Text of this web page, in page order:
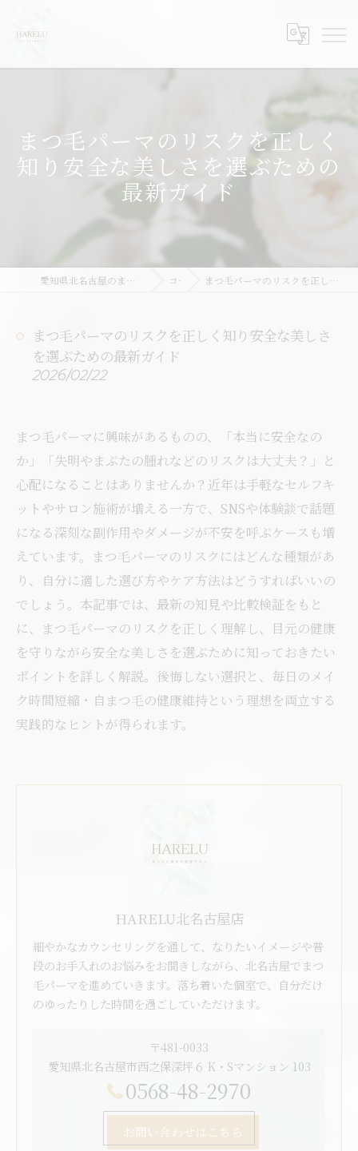
まつ毛パーマのリスクを正しく
知り安全な美しさを選ぶための
最新ガイド
愛知県北名古屋のまつ毛パーマならHARELU北名古屋店 コラム まつ毛パーマのリスクを正しく知り安全な美しさを選ぶための最新ガイド
まつ毛パーマのリスクを正しく知り安全な美しさ
を選ぶための最新ガイド
2026/02/22
まつ毛パーマに興味があるものの、「本当に安全なの
か」「失明やまぶたの腫れなどのリスクは大丈夫？」と
心配になることはありませんか？近年は手軽なセルフキ
ットやサロン施術が増える一方で、SNSや体験談で話題
になる深刻な副作用やダメージが不安を呼ぶケースも増
えています。まつ毛パーマのリスクにはどんな種類があ
り、自分に適した選び方やケア方法はどうすればいいの
でしょう。本記事では、最新の知見や比較検証をもと
に、まつ毛パーマのリスクを正しく理解し、目元の健康
を守りながら安全な美しさを選ぶために知っておきたい
ポイントを詳しく解説。後悔しない選択と、毎日のメイ
ク時間短縮・自まつ毛の健康維持という理想を両立する
実践的なヒントが得られます。
HARELU北名古屋店
細やかなカウンセリングを通して、なりたいイメージや普
段のお手入れのお悩みをお聞きしながら、北名古屋でまつ
毛パーマを進めていきます。落ち着いた個室で、自分だけ
のゆったりした時間を過ごしていただけます。
〒481-0033
愛知県北名古屋市西之保深坪６ K・Sマンション 103
0568-48-2970
お問い合わせはこちら